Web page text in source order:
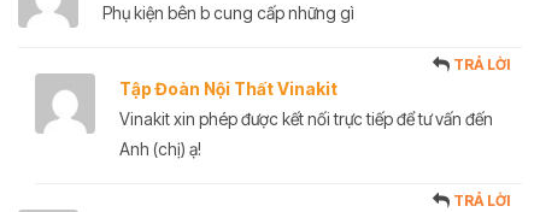
Phụ kiện bên b cung cấp những gì
Tập Đoàn Nội Thất Vinakit
TRẢ LỜI
Vinakit xin phép được kết nối trực tiếp để tư vấn đến
Anh (chị) ạ!
TRẢ LỜI